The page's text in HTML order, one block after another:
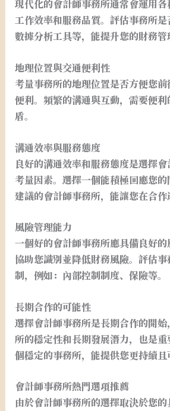
現代化的會計師事務所通常會運用
工作效率和服務品質。評估事務所是
數據分析工具等，能提升您的財務管
地理位置與交通便利性
考量事務所的地理位置是否方便您
便利。頻繁的溝通與互動，需要便
盾。
溝通效率與服務態度
良好的溝通效率和服務態度是選擇
考量因素。選擇一個能積極回應您
建議的會計師事務所，能讓您在合作
風險管理能力
一個好的會計師事務所應具備良好
協助您識別並降低財務風險。評估
制，例如：內部控制制度、保險等。
長期合作的可能性
選擇會計師事務所是長期合作的開
所的穩定性和長期發展潛力，也是
個穩定的事務所，能提供您更持續且
會計師事務所熱門選項推薦
由於會計師事務所的選擇取決於您